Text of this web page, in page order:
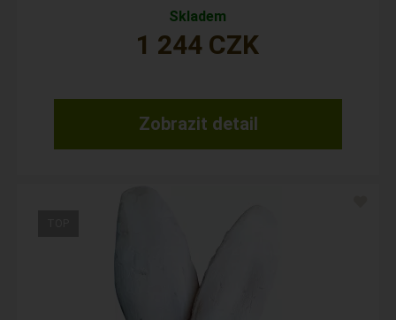
Skladem
Zobrazit detail
1 244 CZK